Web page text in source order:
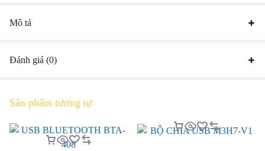
Mô tả
Đánh giá (0)
Sản phẩm tương tự